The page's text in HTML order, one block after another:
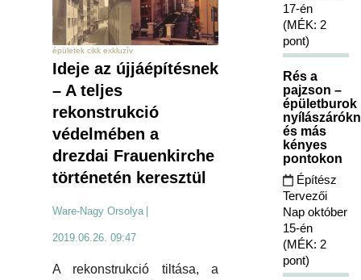
épületek cikk exkluzív
Ideje az újjáépítésnek
– A teljes
rekonstrukció
védelmében a
drezdai Frauenkirche
történetén keresztül
Ware-Nagy Orsolya
2019.06.26. 09:47
A rekonstrukció tiltása, a
17-én
(MÉK: 2
pont)
Rés a
pajzson –
épületburok
és más
kényes
pontokon
Építész
Tervezői
Nap október
15-én
(MÉK: 2
pont)